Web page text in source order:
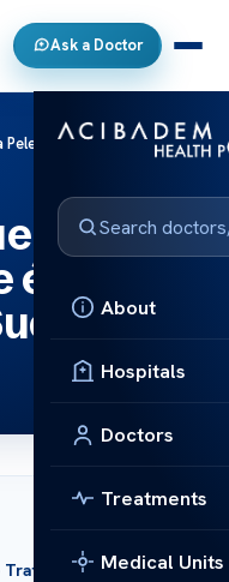
Ask a Doctor
About
Hospitals
Doctors
Treatments
Medical Units
é Tratado com Sucesso
é que o
é
Tratado com